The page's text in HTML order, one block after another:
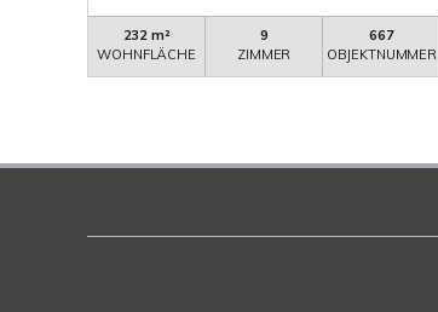
232 m²
WOHNFLÄCHE
9
ZIMMER
667
OBJEKTNUMMER